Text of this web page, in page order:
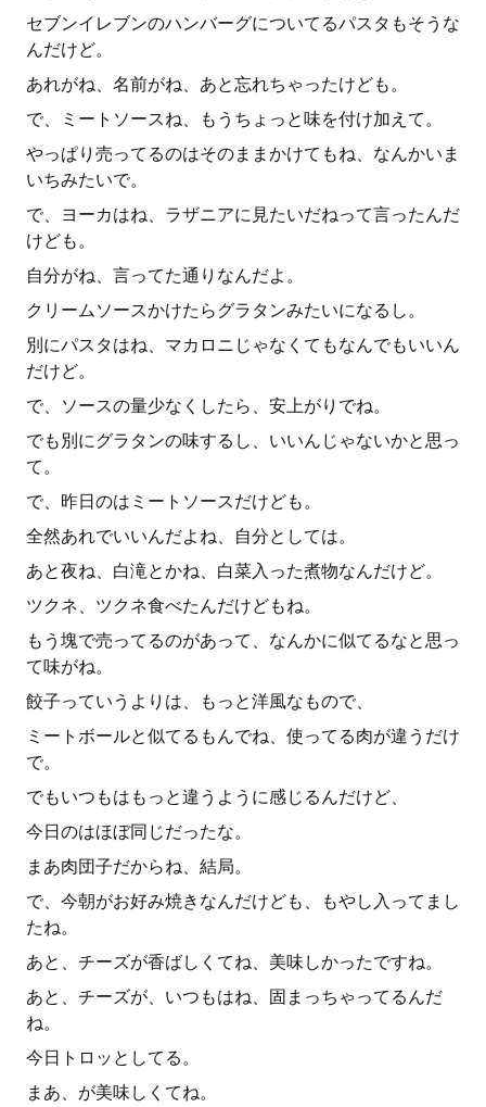
セブンイレブンのハンバーグについてるパスタもそうな
んだけど。
あれがね、名前がね、あと忘れちゃったけども。
で、ミートソースね、もうちょっと味を付け加えて。
やっぱり売ってるのはそのままかけてもね、なんかいま
いちみたいで。
で、ヨーカはね、ラザニアに見たいだねって言ったんだ
けども。
自分がね、言ってた通りなんだよ。
クリームソースかけたらグラタンみたいになるし。
別にパスタはね、マカロニじゃなくてもなんでもいいん
だけど。
で、ソースの量少なくしたら、安上がりでね。
でも別にグラタンの味するし、いいんじゃないかと思っ
て。
で、昨日のはミートソースだけども。
全然あれでいいんだよね、自分としては。
あと夜ね、白滝とかね、白菜入った煮物なんだけど。
ツクネ、ツクネ食べたんだけどもね。
もう塊で売ってるのがあって、なんかに似てるなと思っ
て味がね。
餃子っていうよりは、もっと洋風なもので、
ミートボールと似てるもんでね、使ってる肉が違うだけ
で。
でもいつもはもっと違うように感じるんだけど、
今日のはほぼ同じだったな。
まあ肉団子だからね、結局。
で、今朝がお好み焼きなんだけども、もやし入ってまし
たね。
あと、チーズが香ばしくてね、美味しかったですね。
あと、チーズが、いつもはね、固まっちゃってるんだ
ね。
今日トロッとしてる。
まあ、が美味しくてね。